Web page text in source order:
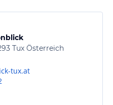
Tux Österreich
tux.at